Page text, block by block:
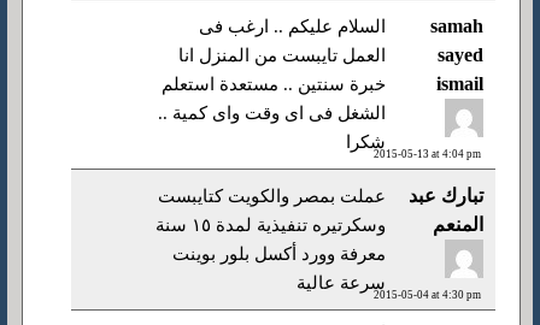
samah
sayed
ismail
2015-05-13 at 4:04 pm
السلام عليكم .. ارغب فى
العمل تايبست من المنزل انا
خبرة سنتين .. مستعدة استعلم
الشغل فى اى وقت واى كمية ..
شكرا
تبارك عبد
المنعم
2015-05-04 at 4:30 pm
عملت بمصر والكويت كتايبست
وسكرتيره تنفيذية لمدة ١٥ سنة
معرفة وورد أكسل بلور بوينت
سرعة عالية